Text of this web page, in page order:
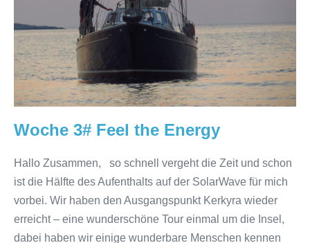
Woche 3# Feel the Energy
Hallo Zusammen, so schnell vergeht die Zeit und schon
ist die Hälfte des Aufenthalts auf der SolarWave für mich
vorbei. Wir haben den Ausgangspunkt Kerkyra wieder
erreicht – eine wunderschöne Tour einmal um die Insel,
dabei haben wir einige wunderbare Menschen kennen